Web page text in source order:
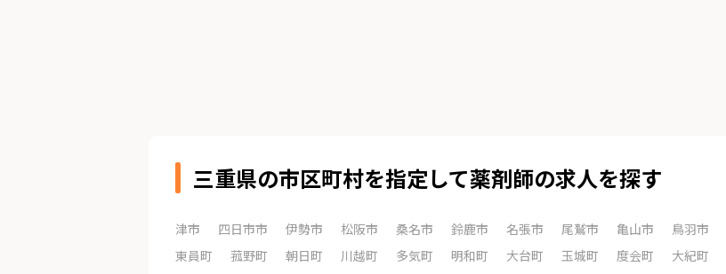
三重県の市区町村を指定して薬剤師の求人を探す
津市 四日市市 伊勢市 松阪市 桑名市 鈴鹿市 名張市 尾鷲市 亀山市 鳥羽市
東員町
菰野町 朝日町 川越町 多気町 明和町 大台町 玉城町 度会町 大紀町